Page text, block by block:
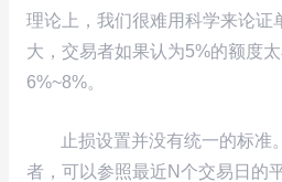
理论上，我们很难用科学来论证
大，交易者如果认为5%的额度
6%~8%。
止损设置并没有统一的标准
者，可以参照最近N个交易日的